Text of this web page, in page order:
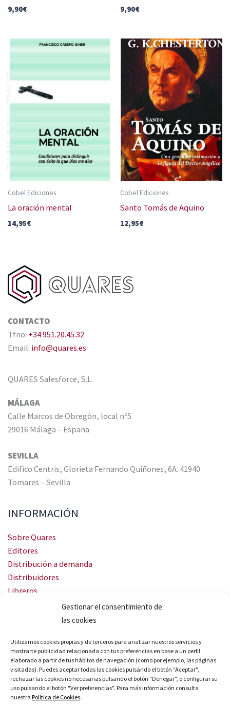
Gestionar el consentimiento de
las cookies
Utilizamos cookies propias y de terceros para analizar nuestros servicios y
mostrarte publicidad relacionada con tus preferencias en base a un perfil
elaborado a partir de tus hábitos de navegación (como por ejemplo, las páginas
visitadas). Puedes aceptar todas las cookies pulsando el botón "Aceptar",
rechazar las cookies no necesarias pulsando el botón "Denegar", o configurar su
uso pulsando el botón "Ver preferencias". Para más información consulta
nuestra Política de Cookies.
9,90€ 9,90€
Cobel Ediciones
La oración mental
14,95€
Cobel Ediciones
Santo Tomás de Aquino
12,95€
CONTACTO
Tfno: +34 951.20.45.32
Email: info@quares.es
QUARES Salesforce, S.L.
MÁLAGA
Calle Marcos de Obregón, local nº5
29016 Málaga – España
SEVILLA
Edifico Centris, Glorieta Fernando Quiñones, 6A. 41940
Tomares – Sevilla
INFORMACIÓN
Sobre Quares
Editores
Distribución a demanda
Distribuidores
Libreros
Servicio Landingweb
Crea tu audiobook